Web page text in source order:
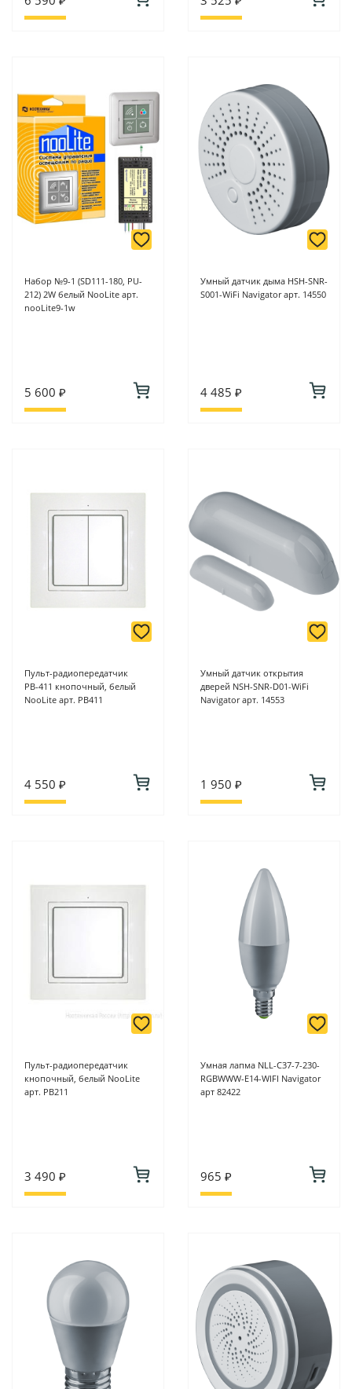
Набор №9-1 (SD111-180, PU-
212) 2W белый NooLite арт.
nooLite9-1w
5 600 ₽
Умный датчик дыма HSH-SNR-
S001-WiFi Navigator арт. 14550
4 485 ₽
Пульт-радиопередатчик
РВ-411 кнопочный, белый
NooLite арт. PB411
4 550 ₽
Умный датчик открытия
дверей NSH-SNR-D01-WiFi
Navigator арт. 14553
1 950 ₽
Пульт-радиопередатчик
кнопочный, белый NooLite
арт. PB211
3 490 ₽
Умная лапма NLL-C37-7-230-
RGBWWW-E14-WIFI Navigator
арт 82422
965 ₽